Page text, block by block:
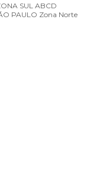
SUL ABCD
PAULO Zona Norte